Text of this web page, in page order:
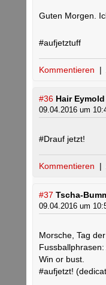
Guten Morgen.
#aufjetztuff
Kommentieren |
#36 Hair Eymold
09.04.2016 um
#Drauf jetzt!
Kommentieren |
#37 Tscha-
09.04.2016 um
Morsche, Tag
Win or bust.
#aufjetzt!